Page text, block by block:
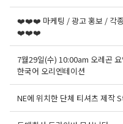
❤️❤️❤️ 마케팅 / 광고 홍보 / 각종
❤️❤️❤️
7월29일(수) 10:00am 오레곤
한국어 오리엔테이션
NE에 위치한 단체 티셔츠 제작